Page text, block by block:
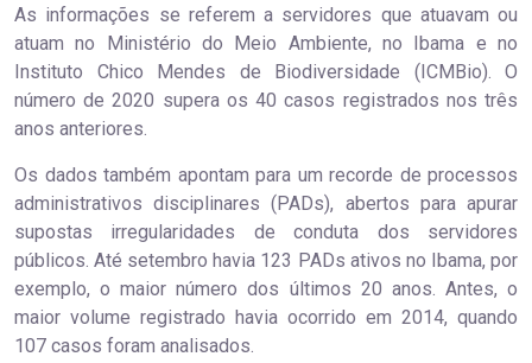
As informações se referem a servidores que atuavam ou
atuam no Ministério do Meio Ambiente, no Ibama e no
Instituto Chico Mendes de Biodiversidade (ICMBio). O
número de 2020 supera os 40 casos registrados nos três
anos anteriores.
Os dados também apontam para um recorde de processos
administrativos disciplinares (PADs), abertos para apurar
supostas irregularidades de conduta dos servidores
públicos. Até setembro havia 123 PADs ativos no Ibama, por
exemplo, o maior número dos últimos 20 anos. Antes, o
maior volume registrado havia ocorrido em 2014, quando
107 casos foram analisados.